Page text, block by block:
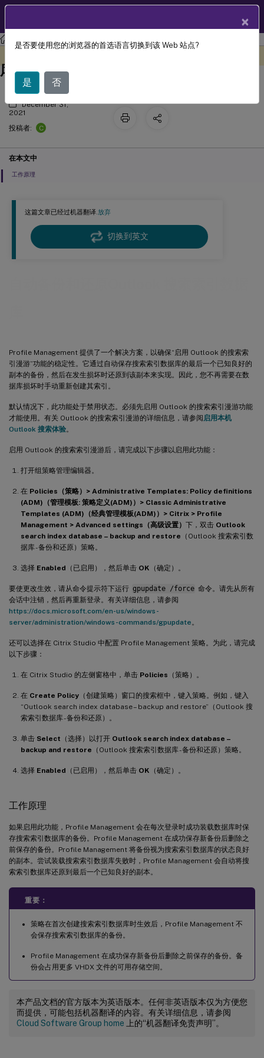
Profile Management Profile Management 2109
这篇文章已经过机器翻译.放弃
切换到英文
Profile Management 提供了一个解决方案，以确保“启用 Outlook 的搜索索
引漫游”功能的稳定性。它通过自动保存搜索索引数据库的最后一个已知良好的
副本的备份，然后在发生损坏时还原到该副本来实现。因此，您不再需要在数
据库损坏时手动重新创建其索引。
默认情况下，此功能处于禁用状态。必须先启用 Outlook 的搜索索引漫游功能
才能使用。有关 Outlook 的搜索索引漫游的详细信息，请参阅 启用本机
Outlook 搜索体验。
启用 Outlook 的搜索索引漫游后，请完成以下步骤以启用此功能：
打开组策略管理编辑器。
在 Policies（策略）> Administrative Templates: Policy definitions
(ADM)（管理模板: 策略定义(ADM)）> Classic Administrative
Templates (ADM)（经典管理模板(ADM)）> Citrix > Profile
Management > Advanced settings（高级设置） 下，双击 Outlook
search index database – backup and restore （Outlook 搜索索引数
据库 - 备份和还原）策略。
选择 Enabled （已启用），然后单击 OK （确定）。
要使更改生效，请从命令提示符下运行 gpupdate /force 命令。请先从所有
会话中注销，然后再重新登录。有关详细信息，请参阅
https://docs.microsoft.com/en-us/windows-
server/administration/windows-commands/gpupdate 。
还可以选择在 Citrix Studio 中配置 Profile Management 策略。为此，请完成
以下步骤：
在 Citrix Studio 的左侧窗格中，单击 Policies （策略）。
在 Create Policy （创建策略）窗口的搜索框中，键入策略。例如，键入
“Outlook search index database – backup and restore”（Outlook 搜
索索引数据库 - 备份和还原）。
单击 Select （选择）以打开 Outlook search index database –
backup and restore （Outlook 搜索索引数据库 - 备份和还原）策略。
选择 Enabled （已启用），然后单击 OK （确定）。
工作原理
如果启用此功能，Profile Management 会在每次登录时成功装载数据库时保
存搜索索引数据库的备份。Profile Management 在成功保存新备份后删除之
前保存的备份。Profile Management 将备份视为搜索索引数据库的状态良好
的副本。尝试装载搜索索引数据库失败时，Profile Management 会自动将搜
索索引数据库还原到最后一个已知良好的副本。
重要：
策略在首次创建搜索索引数据库时生效后，Profile Management 不
会保存搜索索引数据库的备份。
Profile Management 在成功保存新备份后删除之前保存的备份。备
份会占用更多 VHDX 文件的可用存储空间。
本产品文档的官方版本为英语版本。任何非英语版本仅为方便您
而提供，可能包括机器翻译的内容。有关详细信息，请参阅
Cloud Software Group home 上的“机器翻译免责声明”。
自动备份和还原Outlook 搜索索引数据
库
December 31,
2021
投稿者:
C
在本文中
工作原理
×
是否要使用您的浏览器的首选语言切换到该 Web 站点?
是 否